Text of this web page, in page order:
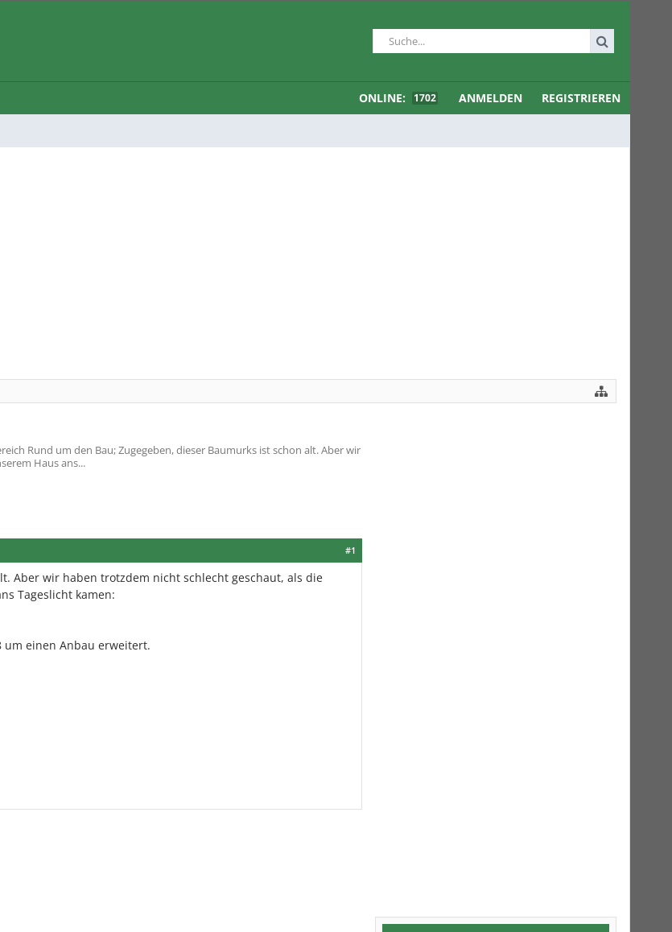
ONLINE: 1702 ANMELDEN REGISTRIEREN
Rund um den Bau; Zugegeben, dieser Baumurks ist schon alt. Aber wir
Haus ans...
#1
Aber wir haben trotzdem nicht schlecht geschaut, als die
Tageslicht kamen:
um einen Anbau erweitert.